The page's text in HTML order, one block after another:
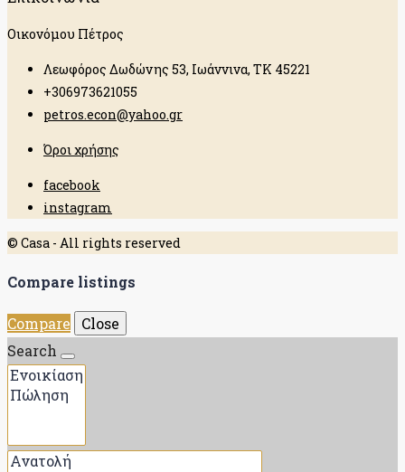
Οικονόμου Πέτρος
Λεωφόρος Δωδώνης 53, Ιωάννινα, ΤΚ 45221
+306973621055
petros.econ@yahoo.gr
Όροι χρήσης
facebook
instagram
© Casa - All rights reserved
Compare listings
Compare
Close
Search